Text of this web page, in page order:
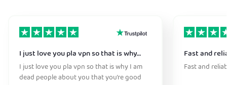
I just love you pla vpn so that is why…
I just love you pla vpn so that is why I am
dead people about you that you’re good
Fast and
Fast and